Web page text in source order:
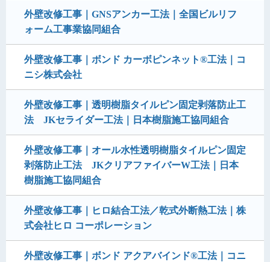
外壁改修工事｜GNSアンカー工法｜全国ビルリフ
ォーム工事業協同組合
外壁改修工事｜ボンド カーボピンネット®工法｜コ
ニシ株式会社
外壁改修工事｜透明樹脂タイルピン固定剥落防止工
法 JKセライダー工法｜日本樹脂施工協同組合
外壁改修工事｜オール水性透明樹脂タイルピン固定
剥落防止工法 JKクリアファイバーW工法｜日本
樹脂施工協同組合
外壁改修工事｜ヒロ結合工法／乾式外断熱工法｜株
式会社ヒロ コーポレーション
外壁改修工事｜ボンド アクアバインド®工法｜コニ